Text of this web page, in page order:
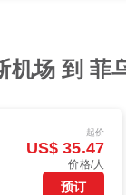
场 到 菲
起价
US$ 35.47
价格/人
预订